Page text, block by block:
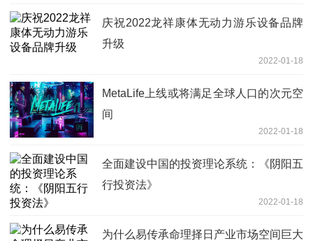
庆祝2022龙祥康体无动力游乐设备品牌
升级
2022-01-18
MetaLife上线或将满足全球人口的次元空
间
2022-01-18
全面建设中国的投资理论系统：《阴阳五
行投资法》
2022-01-18
为什么易传承命理择日产业市场空间巨大